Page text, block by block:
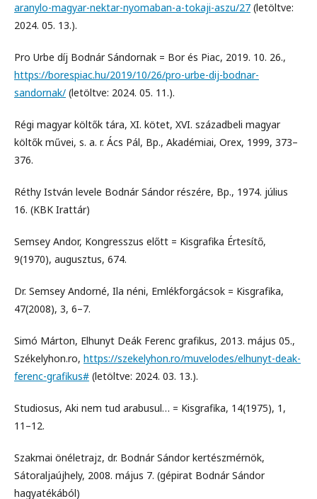
aranylo-magyar-nektar-nyomaban-a-tokaji-aszu/27 (letöltve:
2024. 05. 13.).
Pro Urbe díj Bodnár Sándornak = Bor és Piac, 2019. 10. 26.,
https://borespiac.hu/2019/10/26/pro-urbe-dij-bodnar-
sandornak/ (letöltve: 2024. 05. 11.).
Régi magyar költők tára, XI. kötet, XVI. századbeli magyar
költők művei, s. a. r. Ács Pál, Bp., Akadémiai, Orex, 1999, 373–
376.
Réthy István levele Bodnár Sándor részére, Bp., 1974. július
16. (KBK Irattár)
Semsey Andor, Kongresszus előtt = Kisgrafika Értesítő,
9(1970), augusztus, 674.
Dr. Semsey Andorné, Ila néni, Emlékforgácsok = Kisgrafika,
47(2008), 3, 6–7.
Simó Márton, Elhunyt Deák Ferenc grafikus, 2013. május 05.,
Székelyhon.ro, https://szekelyhon.ro/muvelodes/elhunyt-deak-
ferenc-grafikus# (letöltve: 2024. 03. 13.).
Studiosus, Aki nem tud arabusul… = Kisgrafika, 14(1975), 1,
11–12.
Szakmai önéletrajz, dr. Bodnár Sándor kertészmérnök,
Sátoraljaújhely, 2008. május 7. (gépirat Bodnár Sándor
hagyatékából)